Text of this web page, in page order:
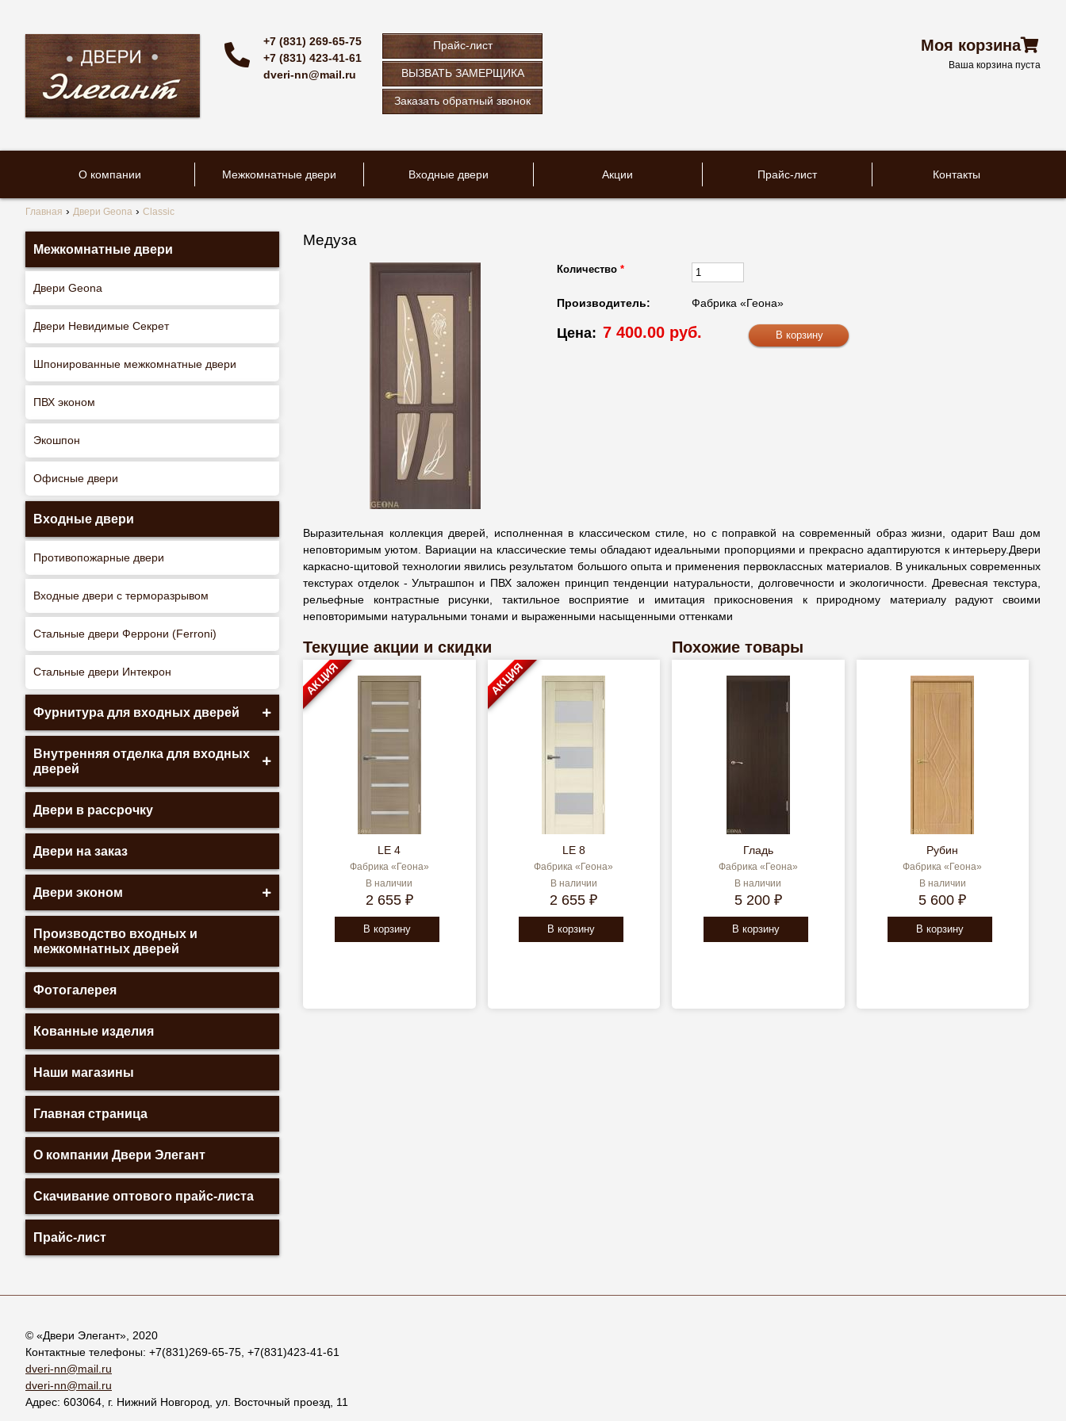
+7 (831) 269-65-75
+7 (831) 423-41-61
dveri-nn@mail.ru
Прайс-лист
ВЫЗВАТЬ ЗАМЕРЩИКА
Заказать обратный звонок
Моя корзина
Ваша корзина пуста
О компании Межкомнатные двери Входные двери Акции Прайс-лист Контакты
Главная Двери Geona Classic
Межкомнатные двери
Двери Geona
Двери Невидимые Секрет
Шпонированные межкомнатные двери
ПВХ эконом
Экошпон
Офисные двери
Входные двери
Противопожарные двери
Входные двери с терморазрывом
Стальные двери Феррони (Ferroni)
Стальные двери Интекрон
Фурнитура для входных дверей
Внутренняя отделка для входных
дверей
Двери в рассрочку
Двери на заказ
Двери эконом
Производство входных и
межкомнатных дверей
Фотогалерея
Кованные изделия
Наши магазины
Главная страница
О компании Двери Элегант
Скачивание оптового прайс-листа
Прайс-лист
Медуза
Количество *
Производитель: Фабрика «Геона»
Цена: 7 400.00 руб.
Выразительная коллекция дверей, исполненная в классическом стиле, но с поправкой на современный образ жизни, одарит Ваш дом
неповторимым уютом. Вариации на классические темы обладают идеальными пропорциями и прекрасно адаптируются к интерьеру.Двери
каркасно-щитовой технологии явились результатом большого опыта и применения первоклассных материалов. В уникальных современных
текстурах отделок - Ультрашпон и ПВХ заложен принцип тенденции натуральности, долговечности и экологичности. Древесная текстура,
рельефные контрастные рисунки, тактильное восприятие и имитация прикосновения к природному материалу радуют своими
неповторимыми натуральными тонами и выраженными насыщенными оттенками
Текущие акции и скидки
LE 4
Фабрика «Геона»
В наличии
2 655 ₽
В корзину
АКЦИЯ
LE 8
Фабрика «Геона»
В наличии
2 655 ₽
В корзину
АКЦИЯ
Похожие товары
Гладь
Фабрика «Геона»
В наличии
5 200 ₽
В корзину
Рубин
Фабрика «Геона»
В наличии
5 600 ₽
В корзину
© «Двери Элегант», 2020
Контактные телефоны: +7(831)269-65-75 +7(831)423-41-61
dveri-nn@mail.ru
dveri-nn@mail.ru
Адрес: 603064 , г. Нижний Новгород ул. Восточный проезд, 11